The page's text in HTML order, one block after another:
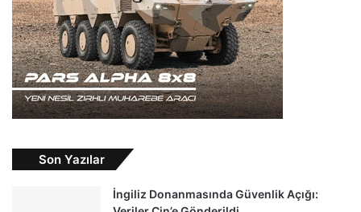
Son Yazılar
İngiliz Donanmasında Güvenlik Açığı: